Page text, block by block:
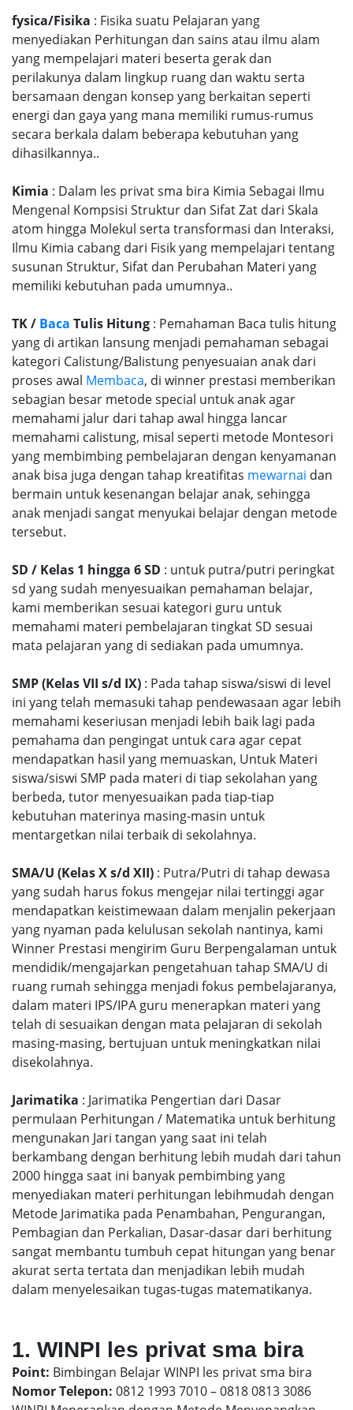
fysica/Fisika : Fisika suatu Pelajaran yang
menyediakan Perhitungan dan sains atau ilmu alam
yang mempelajari materi beserta gerak dan
perilakunya dalam lingkup ruang dan waktu serta
bersamaan dengan konsep yang berkaitan seperti
energi dan gaya yang mana memiliki rumus-rumus
secara berkala dalam beberapa kebutuhan yang
dihasilkannya..
Kimia : Dalam les privat sma bira Kimia Sebagai Ilmu
Mengenal Kompsisi Struktur dan Sifat Zat dari Skala
atom hingga Molekul serta transformasi dan Interaksi,
Ilmu Kimia cabang dari Fisik yang mempelajari tentang
susunan Struktur, Sifat dan Perubahan Materi yang
memiliki kebutuhan pada umumnya..
TK / Baca Tulis Hitung : Pemahaman Baca tulis hitung
yang di artikan lansung menjadi pemahaman sebagai
kategori Calistung/Balistung penyesuaian anak dari
proses awal Membaca, di winner prestasi memberikan
sebagian besar metode special untuk anak agar
memahami jalur dari tahap awal hingga lancar
memahami calistung, misal seperti metode Montesori
yang membimbing pembelajaran dengan kenyamanan
anak bisa juga dengan tahap kreatifitas mewarnai dan
bermain untuk kesenangan belajar anak, sehingga
anak menjadi sangat menyukai belajar dengan metode
tersebut.
SD / Kelas 1 hingga 6 SD : untuk putra/putri peringkat
sd yang sudah menyesuaikan pemahaman belajar,
kami memberikan sesuai kategori guru untuk
memahami materi pembelajaran tingkat SD sesuai
mata pelajaran yang di sediakan pada umumnya.
SMP (Kelas VII s/d IX) : Pada tahap siswa/siswi di level
ini yang telah memasuki tahap pendewasaan agar lebih
memahami keseriusan menjadi lebih baik lagi pada
pemahama dan pengingat untuk cara agar cepat
mendapatkan hasil yang memuaskan, Untuk Materi
siswa/siswi SMP pada materi di tiap sekolahan yang
berbeda, tutor menyesuaikan pada tiap-tiap
kebutuhan materinya masing-masin untuk
mentargetkan nilai terbaik di sekolahnya.
SMA/U (Kelas X s/d XII) : Putra/Putri di tahap dewasa
yang sudah harus fokus mengejar nilai tertinggi agar
mendapatkan keistimewaan dalam menjalin pekerjaan
yang nyaman pada kelulusan sekolah nantinya, kami
Winner Prestasi mengirim Guru Berpengalaman untuk
mendidik/mengajarkan pengetahuan tahap SMA/U di
ruang rumah sehingga menjadi fokus pembelajaranya,
dalam materi IPS/IPA guru menerapkan materi yang
telah di sesuaikan dengan mata pelajaran di sekolah
masing-masing, bertujuan untuk meningkatkan nilai
disekolahnya.
Jarimatika : Jarimatika Pengertian dari Dasar
permulaan Perhitungan / Matematika untuk berhitung
mengunakan Jari tangan yang saat ini telah
berkambang dengan berhitung lebih mudah dari tahun
2000 hingga saat ini banyak pembimbing yang
menyediakan materi perhitungan lebihmudah dengan
Metode Jarimatika pada Penambahan, Pengurangan,
Pembagian dan Perkalian, Dasar-dasar dari berhitung
sangat membantu tumbuh cepat hitungan yang benar
akurat serta tertata dan menjadikan lebih mudah
dalam menyelesaikan tugas-tugas matematikanya.
1. WINPI les privat sma bira
Point: Bimbingan Belajar WINPI les privat sma bira
Nomor Telepon: 0812 1993 7010 – 0818 0813 3086